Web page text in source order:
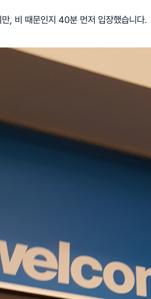
, 비 때문인지 40분 먼저 입장했습니다.